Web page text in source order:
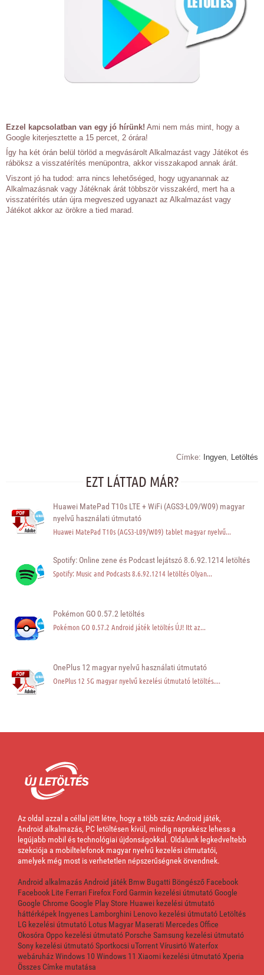
Ezzel kapcsolatban van egy jó hírünk! Ami nem más mint, hogy a
Google kiterjesztette a 15 percet, 2 órára!
Így ha két órán belül törlöd a megvásárolt Alkalmazást vagy Játékot és
ráböksz a visszatérítés menüpontra, akkor visszakapod annak árát.
Viszont jó ha tudod: arra nincs lehetőséged, hogy ugyanannak az
Alkalmazásnak vagy Játéknak árát többször visszakérd, mert ha a
visszatérítés után újra megveszed ugyanazt az Alkalmazást vagy
Játékot akkor az örökre a tied marad.
Címke: Ingyen, Letöltés
EZT LÁTTAD MÁR?
Huawei MatePad T10s LTE + WiFi (AGS3-L09/W09) magyar
nyelvű használati útmutató
Huawei MatePad T10s (AGS3-L09/W09) tablet magyar nyelvű...
Spotify: Online zene és Podcast lejátszó 8.6.92.1214 letöltés
Spotify: Music and Podcasts 8.6.92.1214 letöltés Olyan...
Pokémon GO 0.57.2 letöltés
Pokémon GO 0.57.2 Android játék letöltés ÚJ! Itt az...
OnePlus 12 magyar nyelvű használati útmutató
OnePlus 12 5G magyar nyelvű kezelési útmutató letöltés....
Az oldal azzal a céllal jött létre, hogy a több száz Android játék,
Android alkalmazás, PC letöltésen kívül, mindig naprakész lehess a
legújabb mobil és technológiai újdonságokkal. Oldalunk legkedveltebb
szekciója a mobiltelefonok magyar nyelvű kezelési útmutatói,
amelyek még most is verhetetlen népszerűségnek örvendnek.
Android alkalmazásAndroid játék Bmw Bugatti Böngésző Facebook
Facebook Lite Ferrari Firefox Ford Garmin kezelési útmutatóGoogle
Google Chrome Google Play Store Huawei kezelési útmutató
háttérképek Ingyenes Lamborghini Lenovo kezelési útmutató Letöltés
LG kezelési útmutató Lotus Magyar Maserati MercedesOffice
Okosóra Oppo kezelési útmutató Porsche Samsung kezelési útmutató
Sony kezelési útmutatóSportkocsi uTorrentVírusirtóWaterfox
webáruházWindows 10 Windows 11 Xiaomi kezelési útmutatóXperia
Összes Címke mutatása